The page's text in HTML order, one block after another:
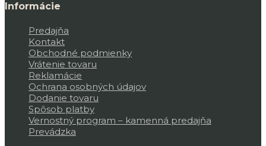
Informácie
Predajňa
Kontakt
Obchodné podmienky
Vrátenie tovaru
Reklamácie
Ochrana osobných údajov
Dodanie tovaru
Spôsob platby
Vernostný program – kamenná predajňa
Prevádzka